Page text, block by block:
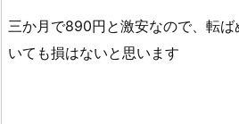
三か月で890円と激安なので、転
いても損はないと思います